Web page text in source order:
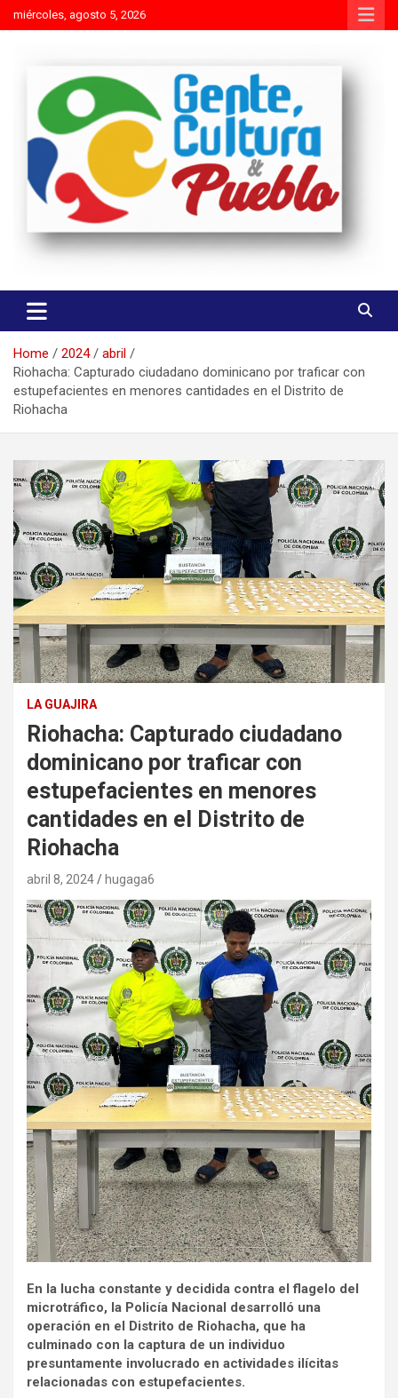
to
miércoles, agosto 5, 2026
Gente Cultura y Pueblo
Home 2024
abril
Riohacha: Capturado ciudadano dominicano por traficar con
estupefacientes en menores cantidades en el Distrito de
Riohacha
LA GUAJIRA
Riohacha: Capturado ciudadano
dominicano por traficar con
estupefacientes en menores
cantidades en el Distrito de
Riohacha
abril 8, 2024 hugaga6
En la lucha constante y decidida contra el flagelo del
microtráfico, la Policía Nacional desarrolló una
operación en el Distrito de Riohacha, que ha
culminado con la captura de un individuo
presuntamente involucrado en actividades ilícitas
relacionadas con estupefacientes.